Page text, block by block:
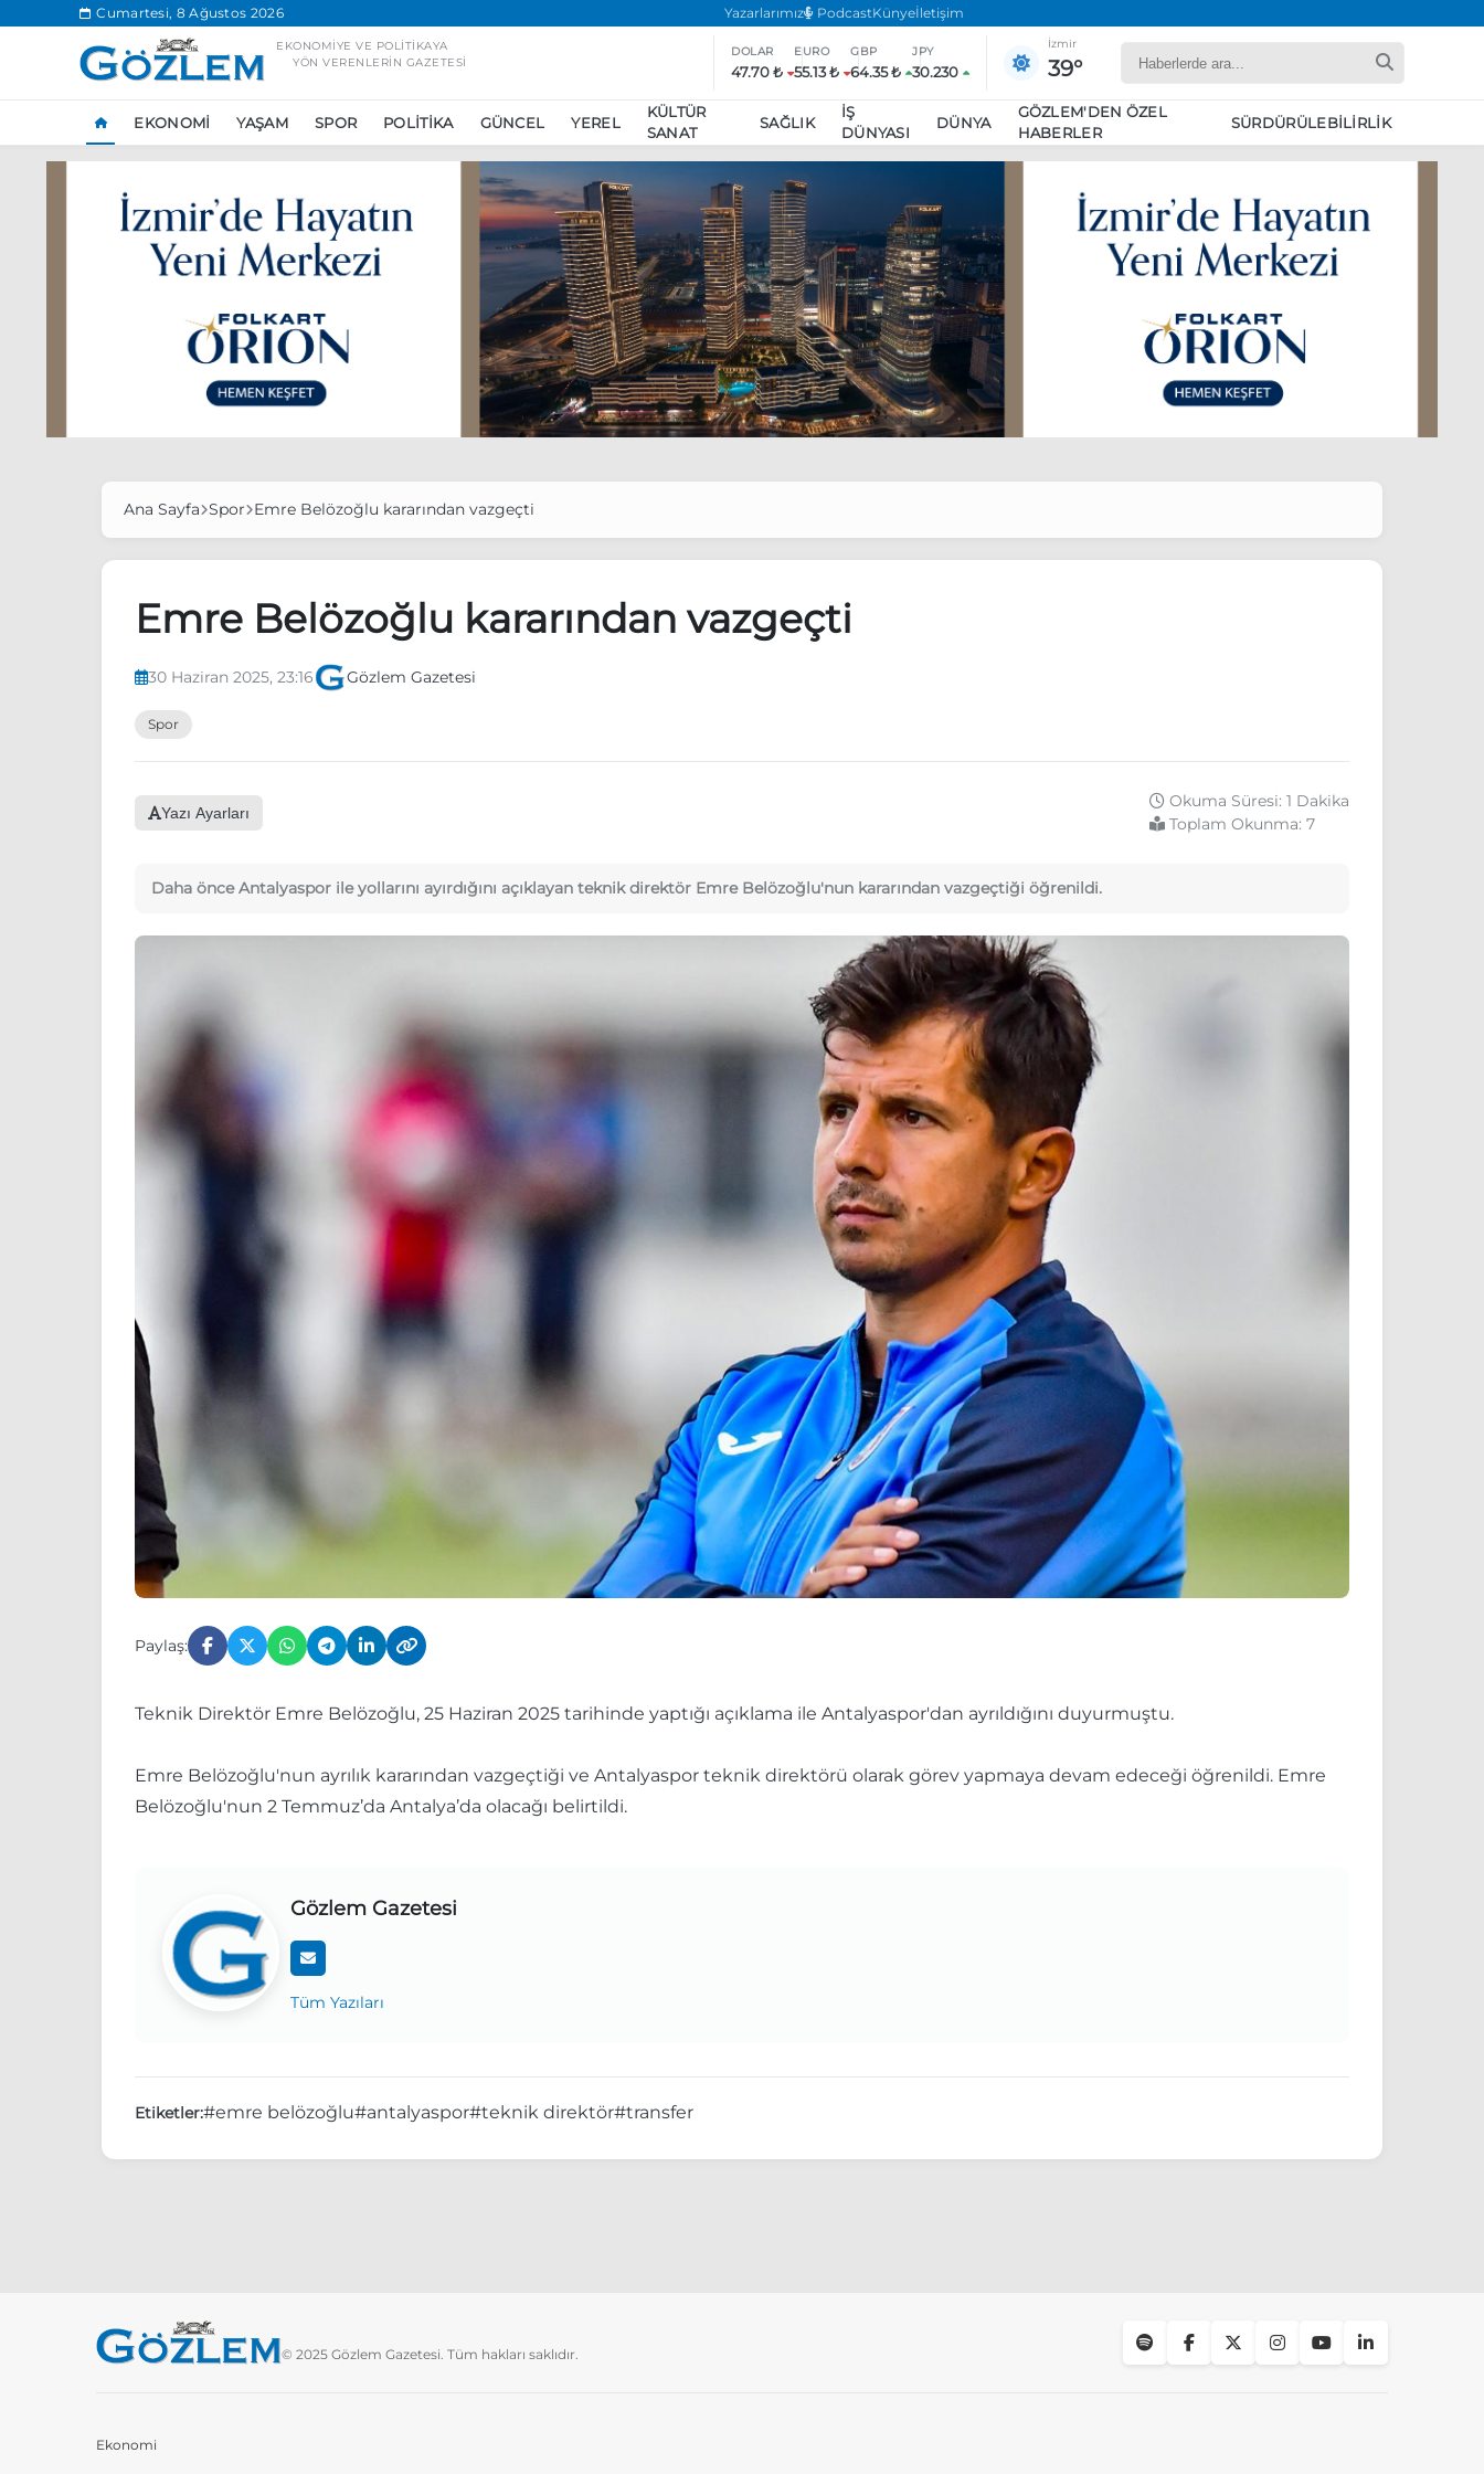
Cumartesi, 8 Ağustos 2026 Yazarlarımız PodcastKünyeİletişim
EKONOMIYE VE POLITIKAYA
YÖN VERENLERIN GAZETESI
DOLAR
47.70 ₺
EURO
55.13 ₺
GBP
64.35 ₺
JPY
30.230
İzmir
39°
EKONOMI YAŞAM SPOR POLITIKA GÜNCEL YEREL
KÜLTÜR
SANAT
SAĞLIK
İŞ
DÜNYASI
DÜNYA
GÖZLEM'DEN ÖZEL
HABERLER
SÜRDÜRÜLEBILIRLIK
Ankara’da eylem yasağı uzatıldı
Özgür Özel, Ekrem İmamoğlu’nu ziyaret edecek
Ünlü çift bir etkinliğe daha katılmama kararı aldı
Boykot
Ana Sayfa Spor Emre Belözoğlu kararından vazgeçti
Emre Belözoğlu kararından vazgeçti
30 Haziran 2025, 23:16 Gözlem Gazetesi
Spor
Yazı Ayarları
Okuma Süresi: 1 Dakika
Toplam Okunma: 7
Daha önce Antalyaspor ile yollarını ayırdığını açıklayan teknik direktör Emre Belözoğlu'nun kararından vazgeçtiği öğrenildi.
Paylaş:
Teknik Direktör Emre Belözoğlu, 25 Haziran 2025 tarihinde yaptığı açıklama ile Antalyaspor'dan ayrıldığını duyurmuştu.
Emre Belözoğlu'nun ayrılık kararından vazgeçtiği ve Antalyaspor teknik direktörü olarak görev yapmaya devam edeceği öğrenildi. Emre
Belözoğlu'nun 2 Temmuz’da Antalya’da olacağı belirtildi.
Gözlem Gazetesi
Tüm Yazıları
Etiketler:#emre belözoğlu#antalyaspor#teknik direktör#transfer
© 2025 Gözlem Gazetesi. Tüm hakları saklıdır.
Ekonomi